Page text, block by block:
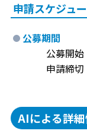
申請スケジュ
公募期間
公募開始
申請締切
AIによる詳